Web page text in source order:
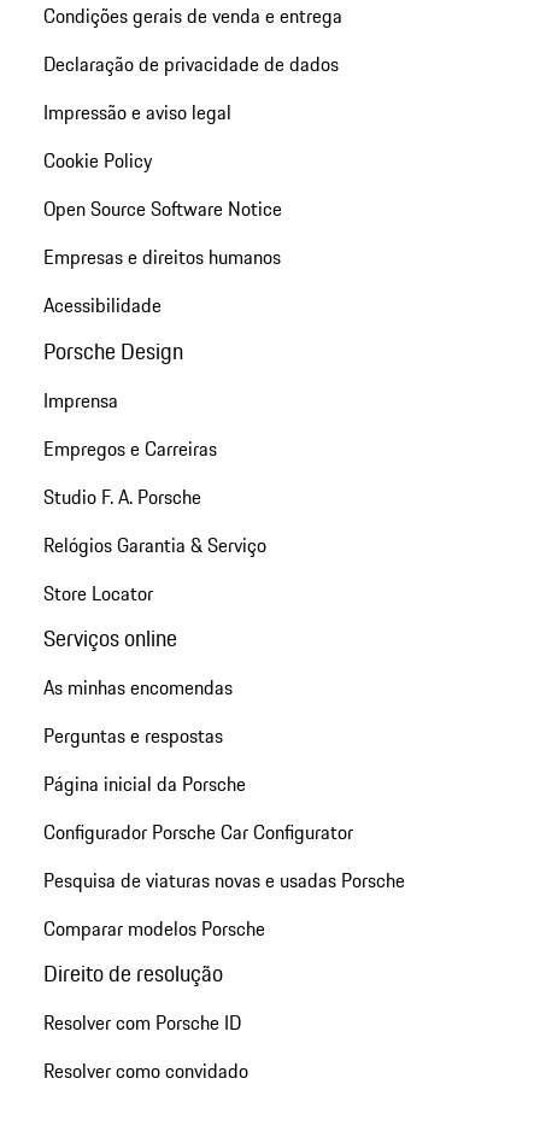
Condições gerais de venda e entrega
Declaração de privacidade de dados
Impressão e aviso legal
Cookie Policy
Open Source Software Notice
Empresas e direitos humanos
Acessibilidade
Porsche Design
Imprensa
Empregos e Carreiras
Studio F. A. Porsche
Relógios Garantia & Serviço
Store Locator
Serviços online
As minhas encomendas
Perguntas e respostas
Página inicial da Porsche
Configurador Porsche Car Configurator
Pesquisa de viaturas novas e usadas Porsche
Comparar modelos Porsche
Direito de resolução
Resolver com Porsche ID
Resolver como convidado